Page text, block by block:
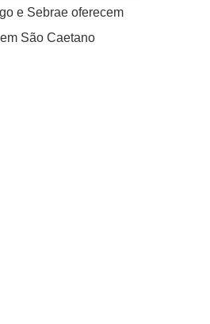
e Sebrae oferecem
São Caetano